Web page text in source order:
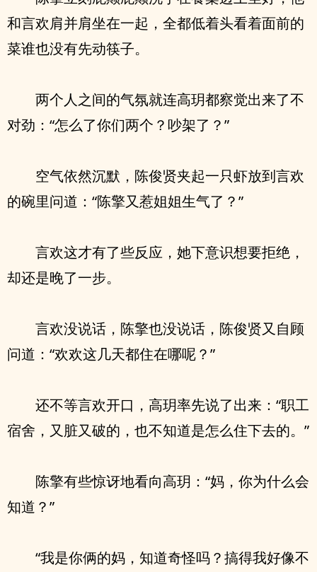
和言欢肩并肩坐在一起，全都低着头看着面前的
菜谁也没有先动筷子。
两个人之间的气氛就连高玥都察觉出来了不
对劲：“怎么了你们两个？吵架了？”
空气依然沉默，陈俊贤夹起一只虾放到言欢
的碗里问道：“陈擎又惹姐姐生气了？”
言欢这才有了些反应，她下意识想要拒绝，
却还是晚了一步。
言欢没说话，陈擎也没说话，陈俊贤又自顾
问道：“欢欢这几天都住在哪呢？”
还不等言欢开口，高玥率先说了出来：“职工
宿舍，又脏又破的，也不知道是怎么住下去的。”
陈擎有些惊讶地看向高玥：“妈，你为什么会
知道？”
“我是你俩的妈，知道奇怪吗？搞得我好像不